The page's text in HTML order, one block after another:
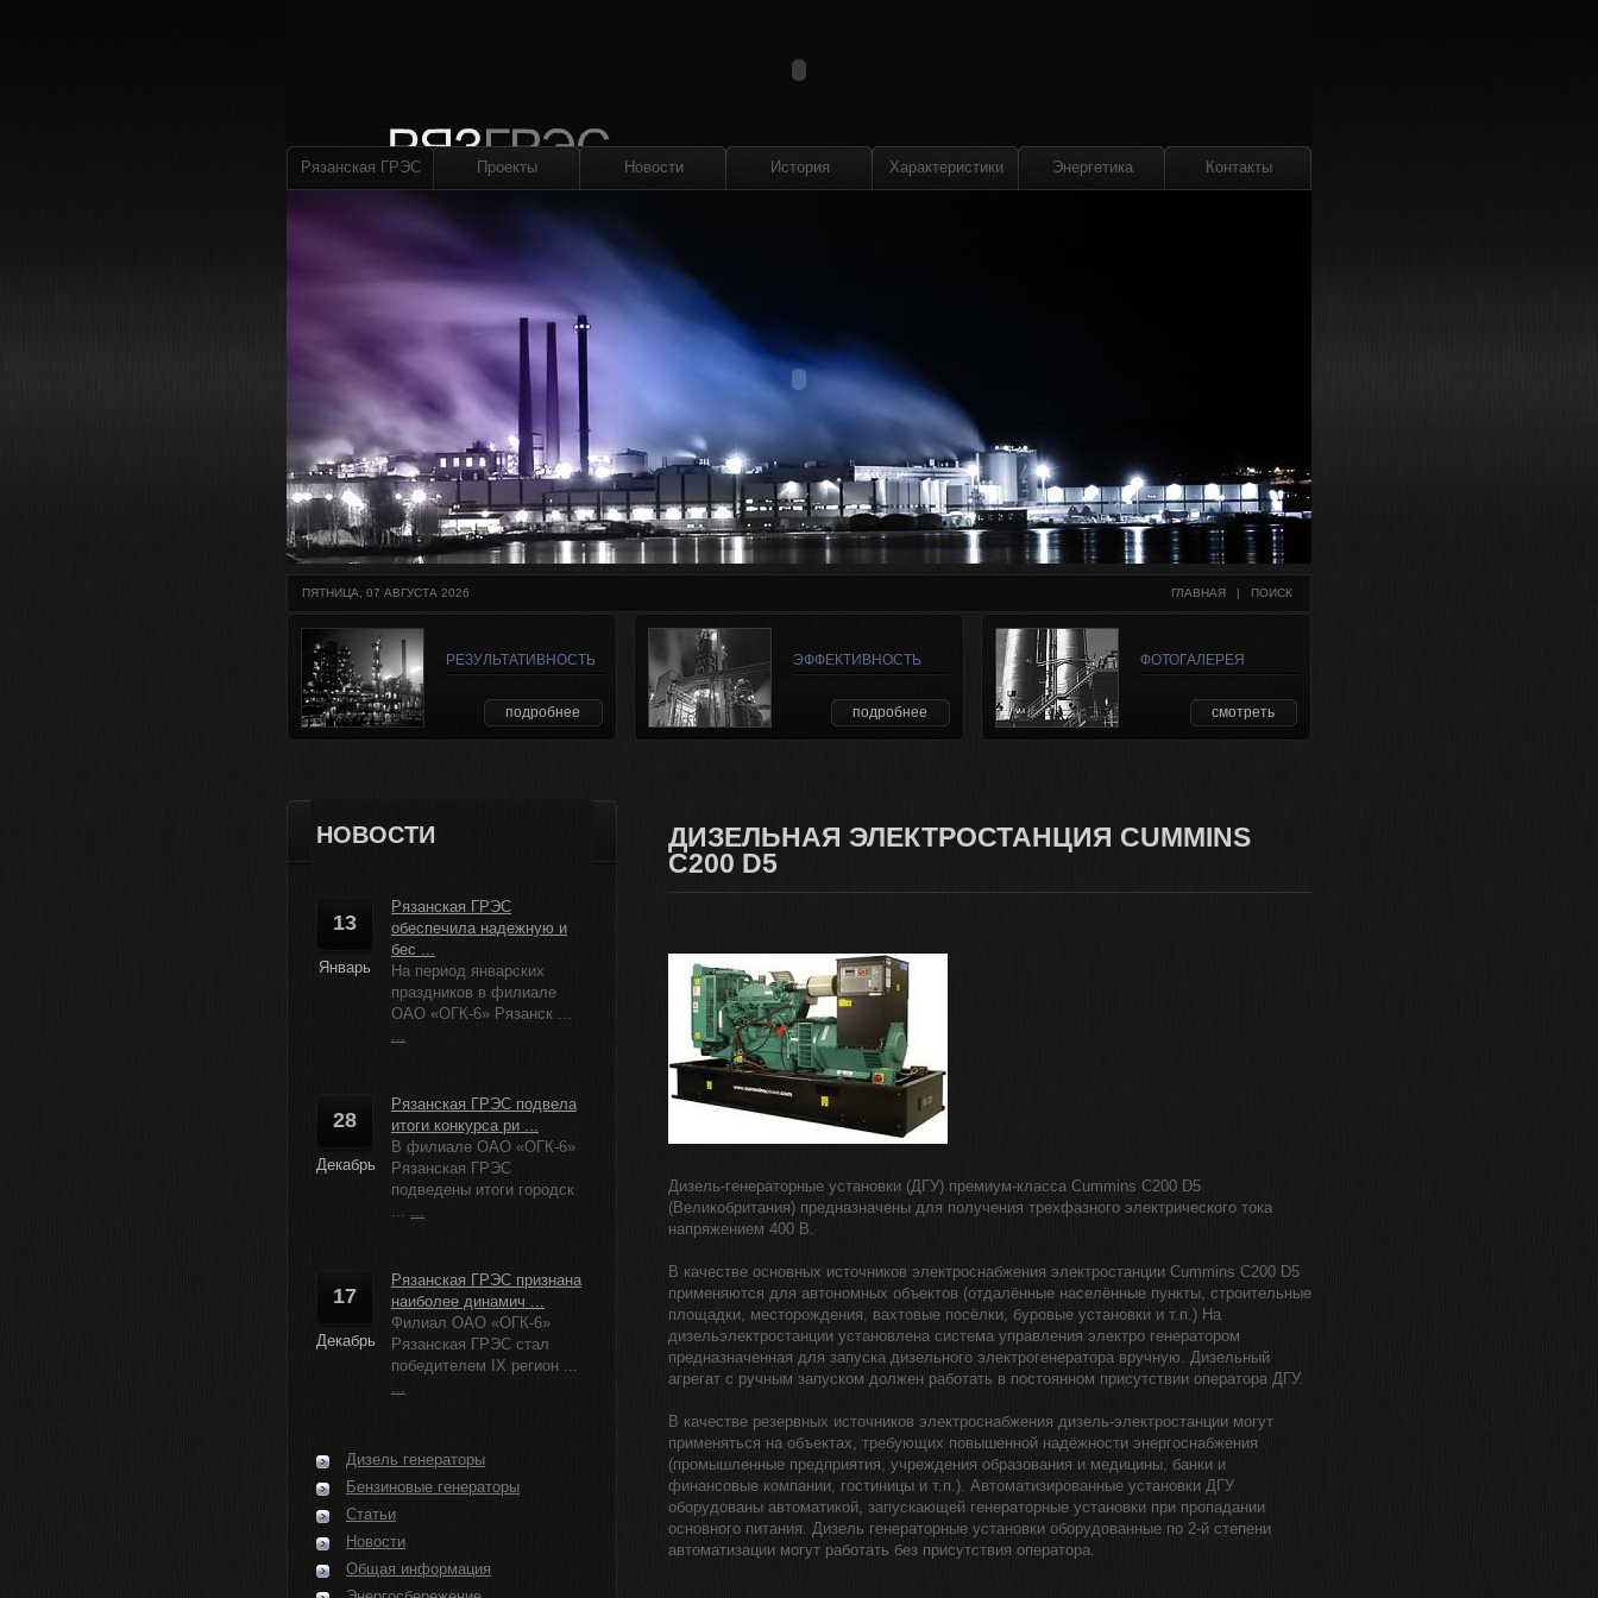
Рязанская ГРЭС Проекты Новости История Характеристики Энергетика Контакты
ГЛАВНАЯ
   |
ПОИСК
ПЯТНИЦА, 07 АВГУСТА 2026
РЕЗУЛЬТАТИВНОСТЬ
подробнее
ЭФФЕКТИВНОСТЬ
подробнее
ФОТОГАЛЕРЕЯ
смотреть
НОВОСТИ
13
Январь
Рязанская ГРЭС
обеспечила надежную и
бес ...
На период январских
праздников в филиале
ОАО «ОГК-6» Рязанск ...
...
28
Декабрь
Рязанская ГРЭС подвела
итоги конкурса ри ...
В филиале ОАО «ОГК-6»
Рязанская ГРЭС
подведены итоги городск
... ...
17
Декабрь
Рязанская ГРЭС признана
наиболее динамич ...
Филиал ОАО «ОГК-6»
Рязанская ГРЭС стал
победителем IX регион ...
...
Дизель генераторы
Бензиновые генераторы
Статьи
Новости
Общая информация
ДИЗЕЛЬНАЯ ЭЛЕКТРОСТАНЦИЯ CUMMINS
C200 D5
Дизель-генераторные установки (ДГУ) премиум-класса Cummins C200 D5
(Великобритания) предназначены для получения трехфазного электрического тока
напряжением 400 В.
В качестве основных источников электроснабжения электростанции Cummins C200 D5
применяются для автономных объектов (отдалённые населённые пункты, строительные
площадки, месторождения, вахтовые посёлки, буровые установки и т.п.) На
дизельэлектростанции установлена система управления электро генератором
предназначенная для запуска дизельного электрогенератора вручную. Дизельный
агрегат с ручным запуском должен работать в постоянном присутствии оператора ДГУ.
В качестве резервных источников электроснабжения дизель-электростанции могут
применяться на объектах, требующих повышенной надёжности энергоснабжения
(промышленные предприятия, учреждения образования и медицины, банки и
финансовые компании, гостиницы и т.п.). Автоматизированные установки ДГУ
оборудованы автоматикой, запускающей генераторные установки при пропадании
основного питания. Дизель генераторные установки оборудованные по 2-й степени
автоматизации могут работать без присутствия оператора.